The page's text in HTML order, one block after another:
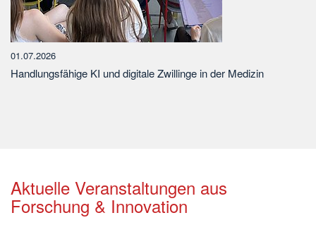
01.07.2026
Handlungsfähige KI und digitale Zwillinge in der Medizin
Aktuelle Veranstaltungen aus
Forschung & Innovation